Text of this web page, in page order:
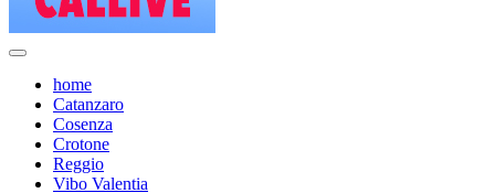
home
Catanzaro
Cosenza
Crotone
Reggio
Vibo Valentia